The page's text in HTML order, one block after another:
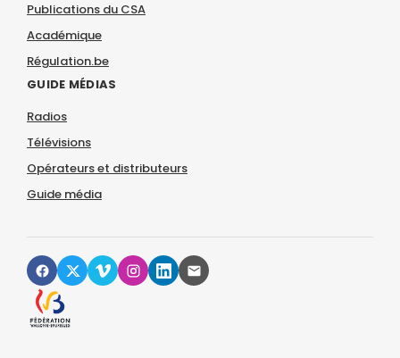
Publications du CSA
Académique
Régulation.be
GUIDE MÉDIAS
Radios
Télévisions
Opérateurs et distributeurs
Guide média